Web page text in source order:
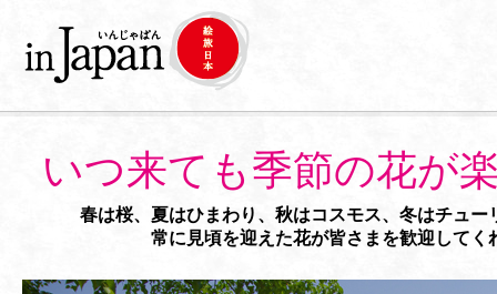
いつ来ても季節の花が
春は桜、夏はひまわり、秋はコスモス、冬はチュー
常に見頃を迎えた花が皆さまを歓迎してく